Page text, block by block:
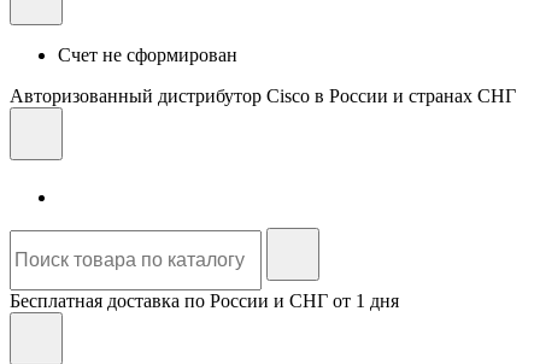
Счет не сформирован
Авторизованный дистрибутор Cisco в России и странах СНГ
Бесплатная доставка по России и СНГ от 1 дня